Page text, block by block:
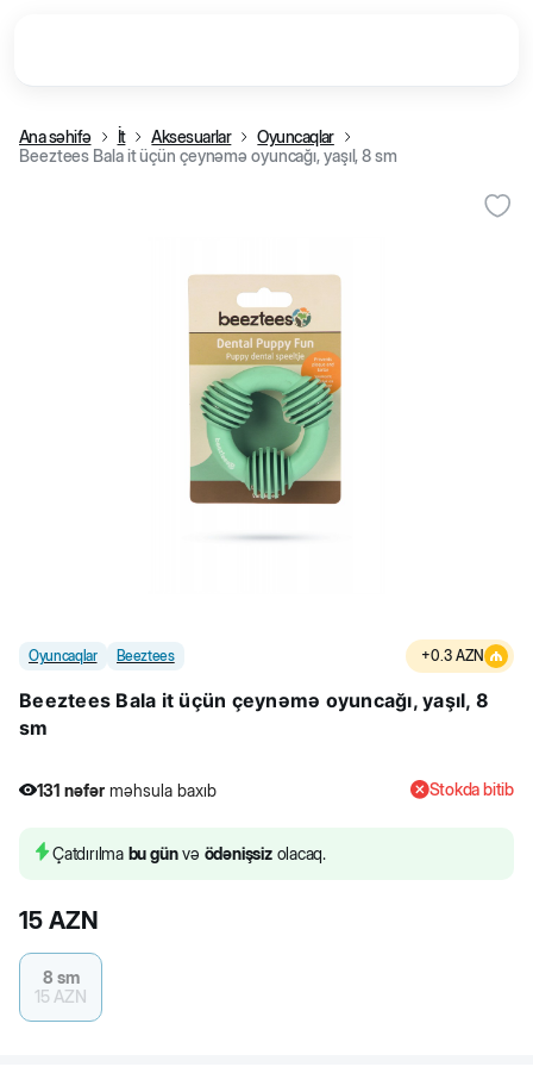
Ana səhifə İt Aksesuarlar
Oyuncaqlar
Beeztees Bala it üçün çeynəmə oyuncağı, yaşıl, 8 sm
Oyuncaqlar Beeztees +0.3 AZN
Beeztees Bala it üçün çeynəmə oyuncağı, yaşıl, 8
sm
131 nəfər məhsula baxıb
131 nəfər məhsula baxıb
Stokda bitib
Çatdırılma bu günvə ödənişsizolacaq.
15 AZN
8 sm
15 AZN